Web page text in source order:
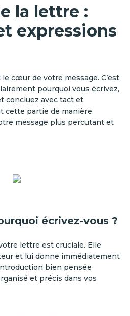
la lettre :
expressions
cœur de votre message. C’est
pourquoi vous écrivez,
concluez avec tact et
cette partie de manière
message plus percutant et
écrivez-vous ?
lettre est cruciale. Elle
et lui donne immédiatement
bien pensée
et précis dans vos